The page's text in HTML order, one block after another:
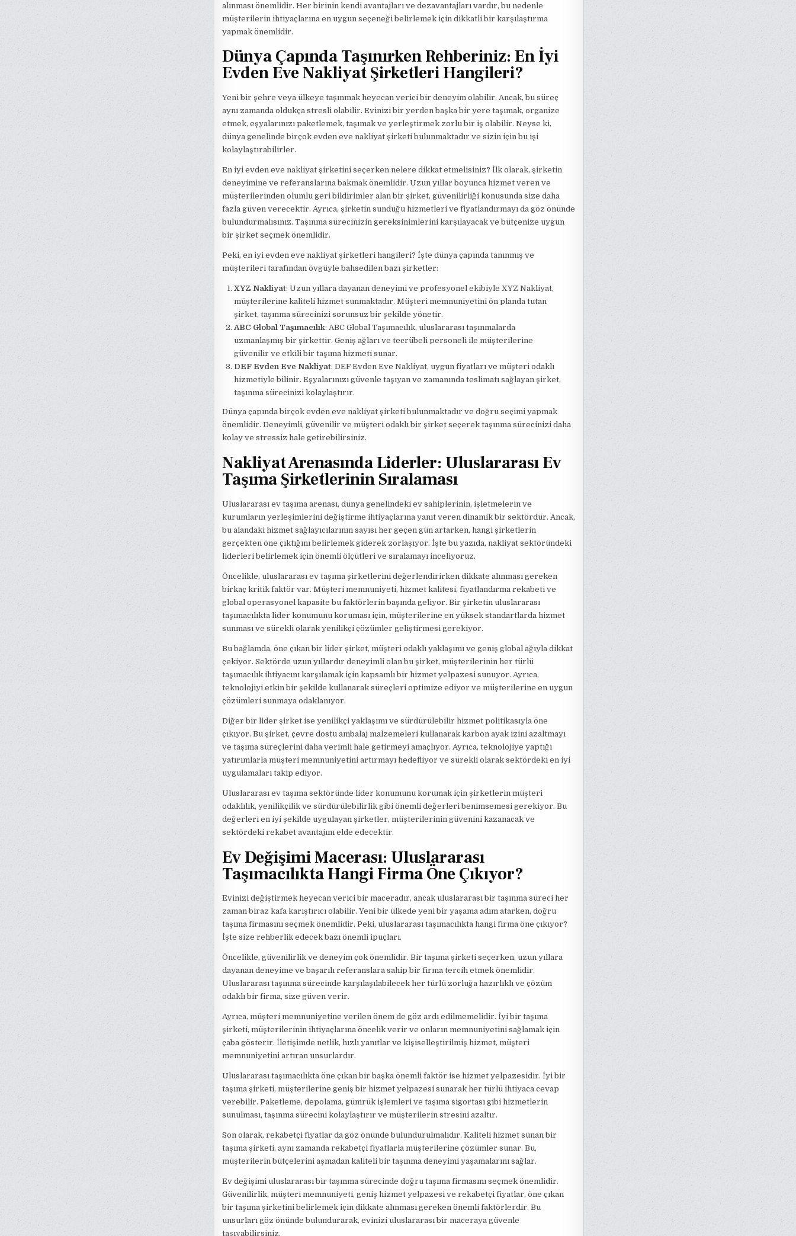
alınması önemlidir. Her birinin kendi avantajları ve dezavantajları vardır, bu nedenle
müşterilerin ihtiyaçlarına en uygun seçeneği belirlemek için dikkatli bir karşılaştırma
yapmak önemlidir.
Dünya Çapında Taşınırken Rehberiniz: En İyi
Evden Eve Nakliyat Şirketleri Hangileri?
Yeni bir şehre veya ülkeye taşınmak heyecan verici bir deneyim olabilir. Ancak, bu süreç
aynı zamanda oldukça stresli olabilir. Evinizi bir yerden başka bir yere taşımak, organize
etmek, eşyalarınızı paketlemek, taşımak ve yerleştirmek zorlu bir iş olabilir. Neyse ki,
dünya genelinde birçok evden eve nakliyat şirketi bulunmaktadır ve sizin için bu işi
kolaylaştırabilirler.
En iyi evden eve nakliyat şirketini seçerken nelere dikkat etmelisiniz? İlk olarak, şirketin
deneyimine ve referanslarına bakmak önemlidir. Uzun yıllar boyunca hizmet veren ve
müşterilerinden olumlu geri bildirimler alan bir şirket, güvenilirliği konusunda size daha
fazla güven verecektir. Ayrıca, şirketin sunduğu hizmetleri ve fiyatlandırmayı da göz önünde
bulundurmalısınız. Taşınma sürecinizin gereksinimlerini karşılayacak ve bütçenize uygun
bir şirket seçmek önemlidir.
Peki, en iyi evden eve nakliyat şirketleri hangileri? İşte dünya çapında tanınmış ve
müşterileri tarafından övgüyle bahsedilen bazı şirketler:
XYZ Nakliyat: Uzun yıllara dayanan deneyimi ve profesyonel ekibiyle XYZ Nakliyat,
müşterilerine kaliteli hizmet sunmaktadır. Müşteri memnuniyetini ön planda tutan
şirket, taşınma sürecinizi sorunsuz bir şekilde yönetir.
ABC Global Taşımacılık: ABC Global Taşımacılık, uluslararası taşınmalarda
uzmanlaşmış bir şirkettir. Geniş ağları ve tecrübeli personeli ile müşterilerine
güvenilir ve etkili bir taşıma hizmeti sunar.
DEF Evden Eve Nakliyat: DEF Evden Eve Nakliyat, uygun fiyatları ve müşteri odaklı
hizmetiyle bilinir. Eşyalarınızı güvenle taşıyan ve zamanında teslimatı sağlayan şirket,
taşınma sürecinizi kolaylaştırır.
Dünya çapında birçok evden eve nakliyat şirketi bulunmaktadır ve doğru seçimi yapmak
önemlidir. Deneyimli, güvenilir ve müşteri odaklı bir şirket seçerek taşınma sürecinizi daha
kolay ve stressiz hale getirebilirsiniz.
Nakliyat Arenasında Liderler: Uluslararası Ev
Taşıma Şirketlerinin Sıralaması
Uluslararası ev taşıma arenası, dünya genelindeki ev sahiplerinin, işletmelerin ve
kurumların yerleşimlerini değiştirme ihtiyaçlarına yanıt veren dinamik bir sektördür. Ancak,
bu alandaki hizmet sağlayıcılarının sayısı her geçen gün artarken, hangi şirketlerin
gerçekten öne çıktığını belirlemek giderek zorlaşıyor. İşte bu yazıda, nakliyat sektöründeki
liderleri belirlemek için önemli ölçütleri ve sıralamayı inceliyoruz.
Öncelikle, uluslararası ev taşıma şirketlerini değerlendirirken dikkate alınması gereken
birkaç kritik faktör var. Müşteri memnuniyeti, hizmet kalitesi, fiyatlandırma rekabeti ve
global operasyonel kapasite bu faktörlerin başında geliyor. Bir şirketin uluslararası
taşımacılıkta lider konumunu koruması için, müşterilerine en yüksek standartlarda hizmet
sunması ve sürekli olarak yenilikçi çözümler geliştirmesi gerekiyor.
Bu bağlamda, öne çıkan bir lider şirket, müşteri odaklı yaklaşımı ve geniş global ağıyla dikkat
çekiyor. Sektörde uzun yıllardır deneyimli olan bu şirket, müşterilerinin her türlü
taşımacılık ihtiyacını karşılamak için kapsamlı bir hizmet yelpazesi sunuyor. Ayrıca,
teknolojiyi etkin bir şekilde kullanarak süreçleri optimize ediyor ve müşterilerine en uygun
çözümleri sunmaya odaklanıyor.
Diğer bir lider şirket ise yenilikçi yaklaşımı ve sürdürülebilir hizmet politikasıyla öne
çıkıyor. Bu şirket, çevre dostu ambalaj malzemeleri kullanarak karbon ayak izini azaltmayı
ve taşıma süreçlerini daha verimli hale getirmeyi amaçlıyor. Ayrıca, teknolojiye yaptığı
yatırımlarla müşteri memnuniyetini artırmayı hedefliyor ve sürekli olarak sektördeki en iyi
uygulamaları takip ediyor.
Uluslararası ev taşıma sektöründe lider konumunu korumak için şirketlerin müşteri
odaklılık, yenilikçilik ve sürdürülebilirlik gibi önemli değerleri benimsemesi gerekiyor. Bu
değerleri en iyi şekilde uygulayan şirketler, müşterilerinin güvenini kazanacak ve
sektördeki rekabet avantajını elde edecektir.
Ev Değişimi Macerası: Uluslararası
Taşımacılıkta Hangi Firma Öne Çıkıyor?
Evinizi değiştirmek heyecan verici bir maceradır, ancak uluslararası bir taşınma süreci her
zaman biraz kafa karıştırıcı olabilir. Yeni bir ülkede yeni bir yaşama adım atarken, doğru
taşıma firmasını seçmek önemlidir. Peki, uluslararası taşımacılıkta hangi firma öne çıkıyor?
İşte size rehberlik edecek bazı önemli ipuçları.
Öncelikle, güvenilirlik ve deneyim çok önemlidir. Bir taşıma şirketi seçerken, uzun yıllara
dayanan deneyime ve başarılı referanslara sahip bir firma tercih etmek önemlidir.
Uluslararası taşınma sürecinde karşılaşılabilecek her türlü zorluğa hazırlıklı ve çözüm
odaklı bir firma, size güven verir.
Ayrıca, müşteri memnuniyetine verilen önem de göz ardı edilmemelidir. İyi bir taşıma
şirketi, müşterilerinin ihtiyaçlarına öncelik verir ve onların memnuniyetini sağlamak için
çaba gösterir. İletişimde netlik, hızlı yanıtlar ve kişiselleştirilmiş hizmet, müşteri
memnuniyetini artıran unsurlardır.
Uluslararası taşımacılıkta öne çıkan bir başka önemli faktör ise hizmet yelpazesidir. İyi bir
taşıma şirketi, müşterilerine geniş bir hizmet yelpazesi sunarak her türlü ihtiyaca cevap
verebilir. Paketleme, depolama, gümrük işlemleri ve taşıma sigortası gibi hizmetlerin
sunulması, taşınma sürecini kolaylaştırır ve müşterilerin stresini azaltır.
Son olarak, rekabetçi fiyatlar da göz önünde bulundurulmalıdır. Kaliteli hizmet sunan bir
taşıma şirketi, aynı zamanda rekabetçi fiyatlarla müşterilerine çözümler sunar. Bu,
müşterilerin bütçelerini aşmadan kaliteli bir taşınma deneyimi yaşamalarını sağlar.
Ev değişimi uluslararası bir taşınma sürecinde doğru taşıma firmasını seçmek önemlidir.
Güvenilirlik, müşteri memnuniyeti, geniş hizmet yelpazesi ve rekabetçi fiyatlar, öne çıkan
bir taşıma şirketini belirlemek için dikkate alınması gereken önemli faktörlerdir. Bu
unsurları göz önünde bulundurarak, evinizi uluslararası bir maceraya güvenle
taşıyabilirsiniz.